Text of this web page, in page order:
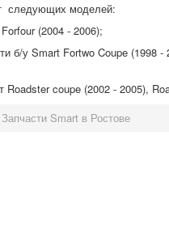
следующих моделей:
(2004 - 2006);
б/у Smart Fortwo Coupe (1998
Roadster coupe (2002 - 2005),
Запчасти Smart в Ростове